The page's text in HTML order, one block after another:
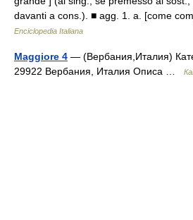
davanti a cons.). ■ agg. 1. a. [come
Enciclopedia Italiana
Maggiore 4 — (Вербания,Италия)
29922 Вербания, Италия Описа …